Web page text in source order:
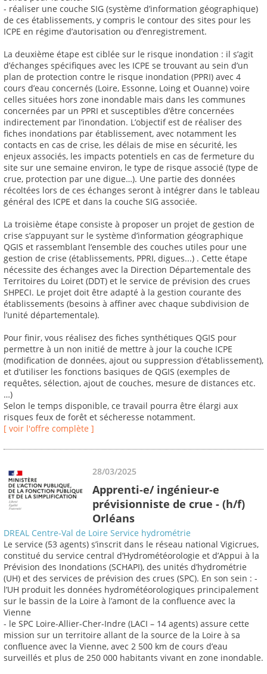
- réaliser une couche SIG (système d’information géographique)
de ces établissements, y compris le contour des sites pour les
ICPE en régime d’autorisation ou d’enregistrement.
La deuxième étape est ciblée sur le risque inondation : il s’agit
d’échanges spécifiques avec les ICPE se trouvant au sein d’un
plan de protection contre le risque inondation (PPRI) avec 4
cours d’eau concernés (Loire, Essonne, Loing et Ouanne) voire
celles situées hors zone inondable mais dans les communes
concernées par un PPRI et susceptibles d’être concernées
indirectement par l’inondation. L’objectif est de réaliser des
fiches inondations par établissement, avec notamment les
contacts en cas de crise, les délais de mise en sécurité, les
enjeux associés, les impacts potentiels en cas de fermeture du
site sur une semaine environ, le type de risque associé (type de
crue, protection par une digue…). Une partie des données
récoltées lors de ces échanges seront à intégrer dans le tableau
général des ICPE et dans la couche SIG associée.
La troisième étape consiste à proposer un projet de gestion de
crise s’appuyant sur le système d’information géographique
QGIS et rassemblant l’ensemble des couches utiles pour une
gestion de crise (établissements, PPRI, digues...) . Cette étape
nécessite des échanges avec la Direction Départementale des
Territoires du Loiret (DDT) et le service de prévision des crues
SHPECI. Le projet doit être adapté à la gestion courante des
établissements (besoins à affiner avec chaque subdivision de
l’unité départementale).
Pour finir, vous réalisez des fiches synthétiques QGIS pour
permettre à un non initié de mettre à jour la couche ICPE
(modification de données, ajout ou suppression d’établissement),
et d’utiliser les fonctions basiques de QGIS (exemples de
requêtes, sélection, ajout de couches, mesure de distances etc.
…)
Selon le temps disponible, ce travail pourra être élargi aux
risques feux de forêt et sécheresse notamment.
[ voir l'offre complète ]
28/03/2025
Apprenti-e/ ingénieur-e
prévisionniste de crue - (h/f)
Orléans
DREAL Centre-Val de Loire Service hydrométrie
Le service (53 agents) s’inscrit dans le réseau national Vigicrues,
constitué du service central d’Hydrométéorologie et d’Appui à la
Prévision des Inondations (SCHAPI), des unités d’hydrométrie
(UH) et des services de prévision des crues (SPC). En son sein : -
l’UH produit les données hydrométéorologiques principalement
sur le bassin de la Loire à l’amont de la confluence avec la
Vienne
- le SPC Loire-Allier-Cher-Indre (LACI – 14 agents) assure cette
mission sur un territoire allant de la source de la Loire à sa
confluence avec la Vienne, avec 2 500 km de cours d’eau
surveillés et plus de 250 000 habitants vivant en zone inondable.